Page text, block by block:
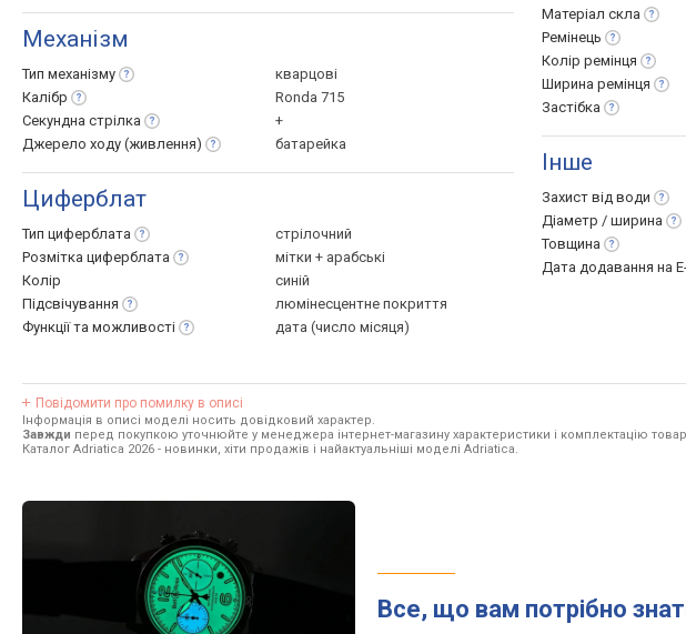
Механізм
Тип механізму
кварцові
Калібр
Ronda 715
Секундна стрілка
+
Джерело ходу (живлення) батарейка
Циферблат
Тип циферблата
стрілочний
Розмітка циферблата
мітки + арабські
Колір
синій
Підсвічування
люмінесцентне покриття
Функції та можливості дата (число місяця)
Матеріал скла
Ремінець
Колір ремінця
Ширина ремінця
Застібка
Інше
Захист від води
Діаметр / ширина
Товщина
Дата додавання на
Повідомити про помилку в описі
Інформація в описі моделі носить довідковий характер.
Завжди перед покупкою уточнюйте у менеджера інтернет-магазину характеристики і комплектацію
Каталог Adriatica 2026 - новинки, хіти продажів і найактуальніші моделі Adriatica.
Все, що вам потрібно